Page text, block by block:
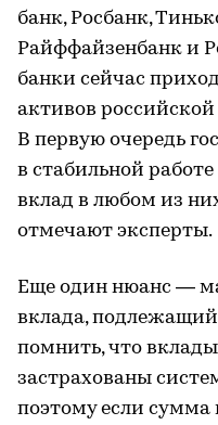
банк, Росбанк,
Райффайзенбанк и
банки сейчас
активов
В первую очередь
в стабильной
вклад в любом из
отмечают эксперты.
Еще один нюанс —
вклада,
помнить, что
застрахованы
поэтому если